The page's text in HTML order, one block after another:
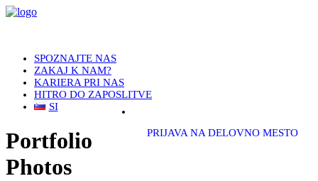
SPOZNAJTE NAS
ZAKAJ K NAM?
KARIERA PRI NAS
HITRO DO ZAPOSLITVE
SI
PRIJAVA NA DELOVNO MESTO
Portfolio
Photos